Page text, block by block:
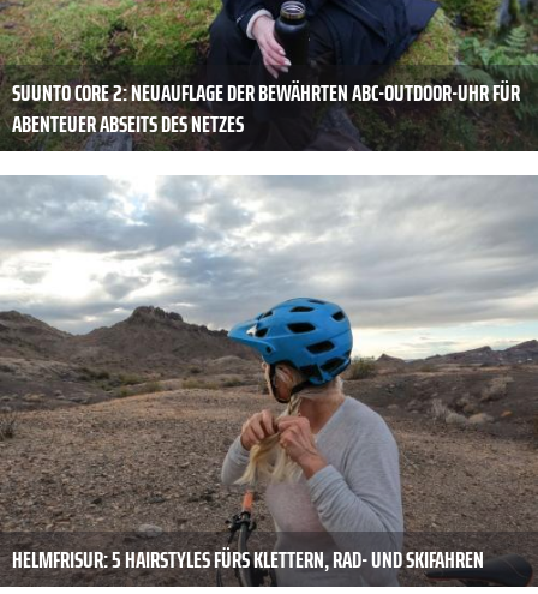
SUUNTO CORE 2: NEUAUFLAGE DER BEWÄHRTEN ABC-OUTDOOR-UHR FÜR
ABENTEUER ABSEITS DES NETZES
HELMFRISUR: 5 HAIRSTYLES FÜRS KLETTERN, RAD- UND SKIFAHREN